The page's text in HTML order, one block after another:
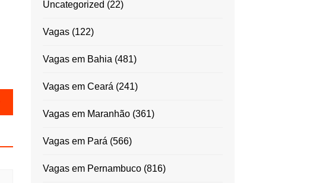
Uncategorized (22)
Vagas(122)
Vagas em Bahia (481)
Vagas em Ceará (241)
Vagas em Maranhão(361)
Vagas em Pará (566)
Vagas em Pernambuco(816)